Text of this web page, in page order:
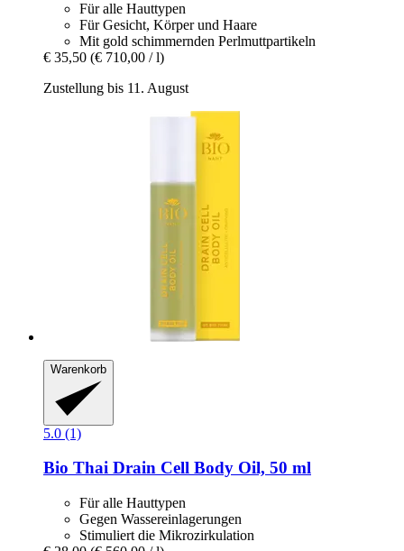
Für alle Hauttypen
Für Gesicht, Körper und Haare
Mit gold schimmernden Perlmuttpartikeln
€ 35,50 (€ 710,00 / l)
Zustellung bis 11. August
Warenkorb
5.0 (1)
Bio Thai Drain Cell Body Oil, 50 ml
Für alle Hauttypen
Gegen Wassereinlagerungen
Stimuliert die Mikrozirkulation